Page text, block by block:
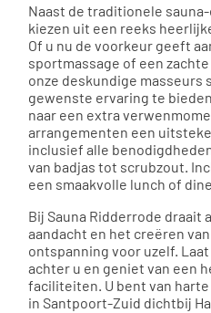
Naast de traditionele
kiezen uit een reeks
Of u nu de voorkeur geeft
sportmassage of een
onze deskundige masseurs
gewenste ervaring te
naar een extra
arrangementen een
inclusief alle
van badjas tot scrubzout.
een smaakvolle lunch of
Bij Sauna Ridderrode draait
aandacht en het creëren
ontspanning voor uzelf.
achter u en geniet van een
faciliteiten​​. U bent van
in Santpoort-Zuid dichtbij